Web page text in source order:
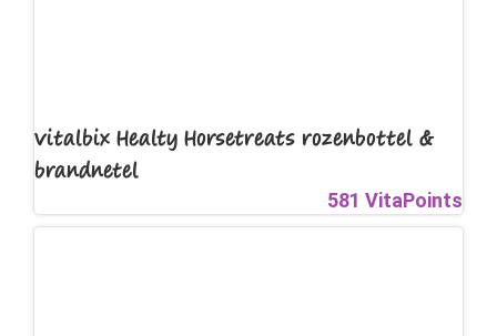
Vitalbix Healty Horsetreats rozenbottel &
brandnetel
581 VitaPoints